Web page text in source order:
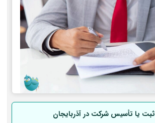
ثبت یا تأسیس شرکت در آذربایجان